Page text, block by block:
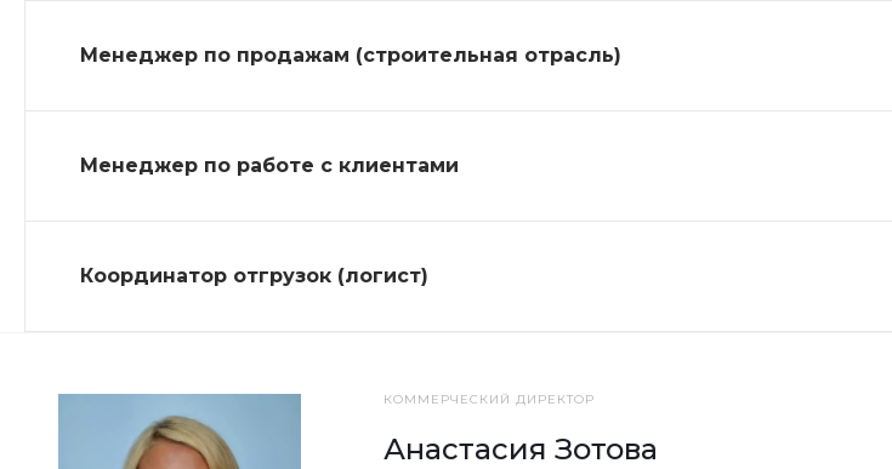
Менеджер по продажам (строительная отрасль)
Менеджер по работе с клиентами
Координатор отгрузок (логист)
КОММЕРЧЕСКИЙ ДИРЕКТОР
Анастасия Зотова